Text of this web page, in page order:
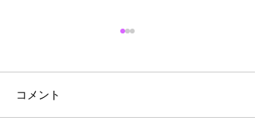
コメント